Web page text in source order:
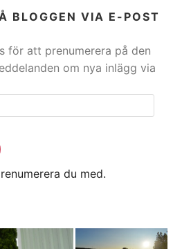
BLOGGEN VIA E-POST
för att prenumerera på den
om nya inlägg via
du med.